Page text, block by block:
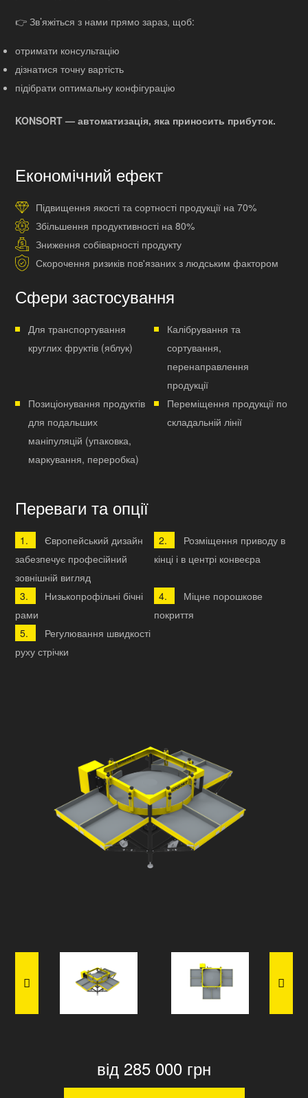
👉 Зв’яжіться з нами прямо зараз, щоб:
отримати консультацію
дізнатися точну вартість
підібрати оптимальну конфігурацію
KONSORT — автоматизація, яка приносить прибуток.
Економічний ефект
Підвищення якості та сортності продукції на 70%
Збільшення продуктивності на 80%
Зниження собіварності продукту
Скорочення ризиків пов'язаних з людським фактором
Сфери застосування
Для транспортування
круглих фруктів (яблук)
Калібрування та
сортування,
перенаправлення
продукції
Позиціонування продуктів
для подальших
маніпуляцій (упаковка,
маркування, переробка)
Переміщення продукції по
складальній лінії
Переваги та опції
Європейський дизайн
забезпечує професійний
зовнішній вигляд
Розміщення приводу в
кінці і в центрі конвеєра
Низькопрофільні бічні
рами
Міцне порошкове
покриття
Регулювання швидкості
руху стрічки
від 285 000 грн